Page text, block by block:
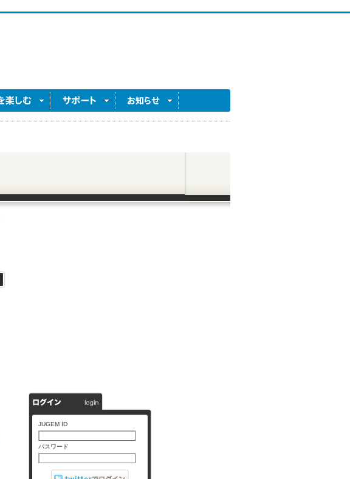
JUGEM ID
パスワード